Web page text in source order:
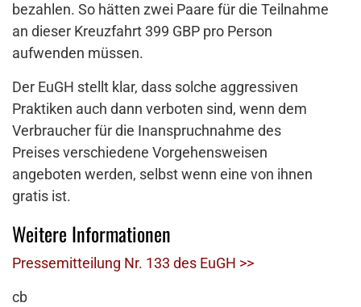
bezahlen. So hätten zwei Paare für die Teilnahme
an dieser Kreuzfahrt 399 GBP pro Person
aufwenden müssen.
Der EuGH stellt klar, dass solche aggressiven
Praktiken auch dann verboten sind, wenn dem
Verbraucher für die Inanspruchnahme des
Preises verschiedene Vorgehensweisen
angeboten werden, selbst wenn eine von ihnen
gratis ist.
Weitere Informationen
Pressemitteilung Nr. 133 des EuGH >>
cb